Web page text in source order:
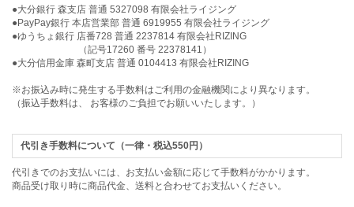
●大分銀行 森支店 普通 5327098 有限会社ライジング
●PayPay銀行 本店営業部 普通 6919955 有限会社ライジング
●ゆうちょ銀行 店番728 普通 2237814 有限会社RIZING
（記号17260 番号 22378141）
●大分信用金庫 森町支店 普通 0104413 有限会社RIZING
※お振込み時に発生する手数料はご利用の金融機関により異なります。
（振込手数料は、 お客様のご負担でお願いいたします。）
代引き手数料について（一律・税込550円）
代引きでのお支払いには、お支払い金額に応じて手数料がかかります。
商品受け取り時に商品代金、送料と合わせてお支払いください。